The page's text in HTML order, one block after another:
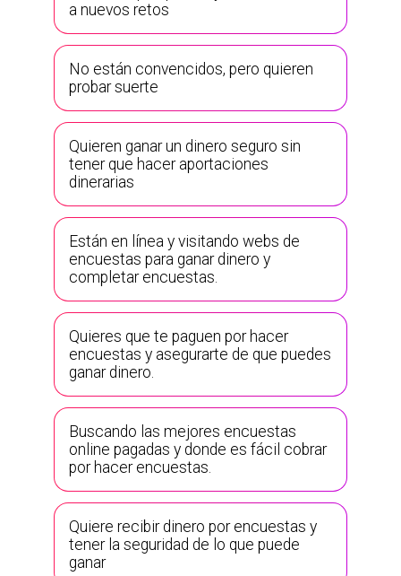
a nuevos retos
No están convencidos, pero quieren
probar suerte
Quieren ganar un dinero seguro sin
tener que hacer aportaciones
dinerarias
Están en línea y visitando webs de
encuestas para ganar dinero y
completar encuestas.
Quieres que te paguen por hacer
encuestas y asegurarte de que puedes
ganar dinero.
Buscando las mejores encuestas
online pagadas y donde es fácil cobrar
por hacer encuestas.
Quiere recibir dinero por encuestas y
tener la seguridad de lo que puede
ganar